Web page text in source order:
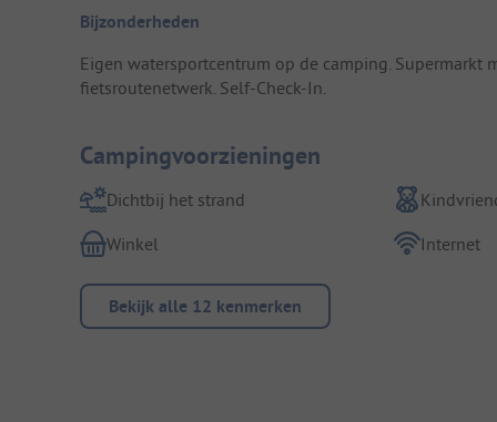
Bijzonderheden
Eigen watersportcentrum op de camping.
fietsroutenetwerk. Self-Check-In.
Campingvoorzieningen
Dichtbij het strand
Winkel
Internet
Bekijk alle 12 kenmerken